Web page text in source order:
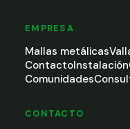
EMPRESA
Mallas metálicas
ContactoInstalación
Comunidades
CONTACTO